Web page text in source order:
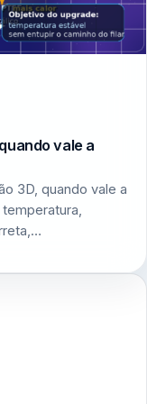
vale a
3D, quando vale a